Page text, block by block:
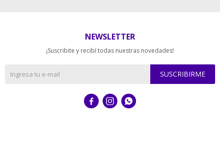
NEWSLETTER
¡Suscribite y recibí todas nuestras novedades!
SUSCRIBIRME
  